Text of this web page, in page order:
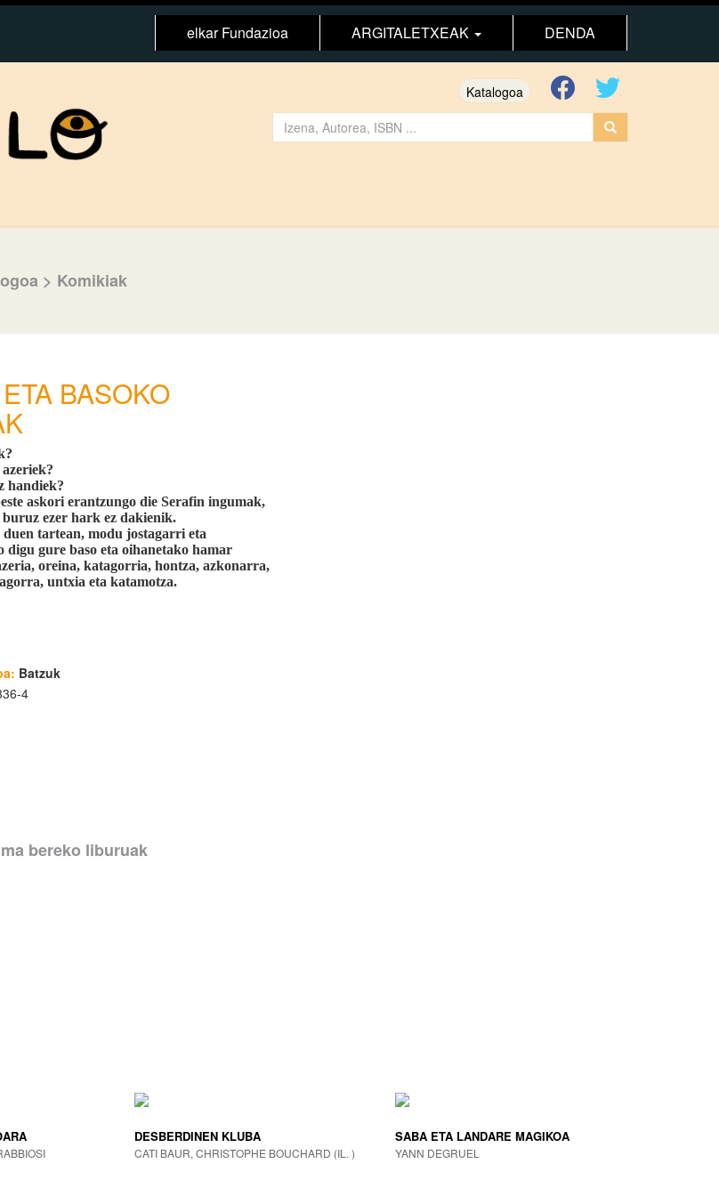
elkar Fundazioa ARGITALETXEAK DENDA
Katalogoa
> Komikiak
BASOKO
handiek?
askori erantzungo die Serafin ingumak,
buruz ezer hark ez dakienik.
duen tartean, modu jostagarri eta
digu gure baso eta oihanetako hamar
oreina, katagorria, hontza, azkonarra,
untxia eta katamotza.
Batzuk
4
bereko liburuak
DESBERDINEN KLUBA
CATI BAUR, CHRISTOPHE BOUCHARD (IL. )
SABA ETA LANDARE MAGIKOA
YANN DEGRUEL